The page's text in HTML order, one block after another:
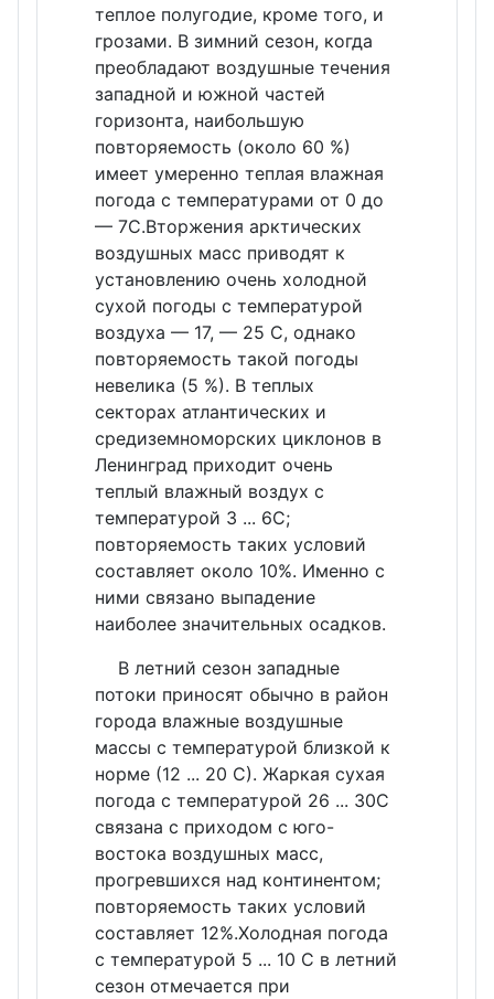
теплое полугодие, кроме того, и
грозами. В зимний сезон, когда
преобладают воздушные течения
западной и южной частей
горизонта, наибольшую
повторяемость (около 60 %)
имеет умеренно теплая влажная
погода с температурами от 0 до
— 7С.Вторжения арктических
воздушных масс приводят к
установлению очень холодной
сухой погоды с температурой
воздуха — 17, — 25 С, однако
повторяемость такой погоды
невелика (5 %). В теплых
секторах атлантических и
cредиземноморских циклонов в
Ленинград приходит очень
теплый влажный воздух с
температурой 3 ... 6С;
повторяемость таких условий
составляет около 10%. Именно с
ними связано выпадение
наиболее значительных осадков.
В летний сезон западные
потоки приносят обычно в район
города влажные воздушные
массы с температурой близкой к
норме (12 ... 20 С). Жаркая сухая
погода с температурой 26 ... 30С
связана с приходом с юго-
востока воздушных масс,
прогревшихся над континентом;
повторяемость таких условий
составляет 12%.Холодная погода
с температурой 5 ... 10 С в летний
сезон отмечается при